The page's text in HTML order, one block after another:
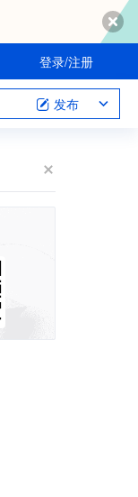
登录/注册
发布